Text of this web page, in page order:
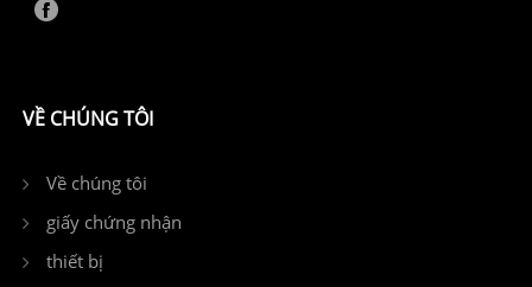
VỀ CHÚNG TÔI
Về chúng tôi
giấy chứng nhận
thiết bị